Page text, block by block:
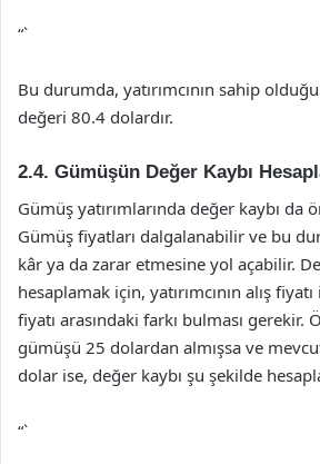
“`
Bu durumda, yatırımcının sahip
değeri 80.4 dolardır.
2.4. Gümüşün Değer Kaybı
Gümüş yatırımlarında değer kaybı da
Gümüş fiyatları dalgalanabilir ve bu
kâr ya da zarar etmesine yol açabilir.
hesaplamak için, yatırımcının alış
fiyatı arasındaki farkı bulması gerekir.
gümüşü 25 dolardan almışsa ve
dolar ise, değer kaybı şu şekilde
“`